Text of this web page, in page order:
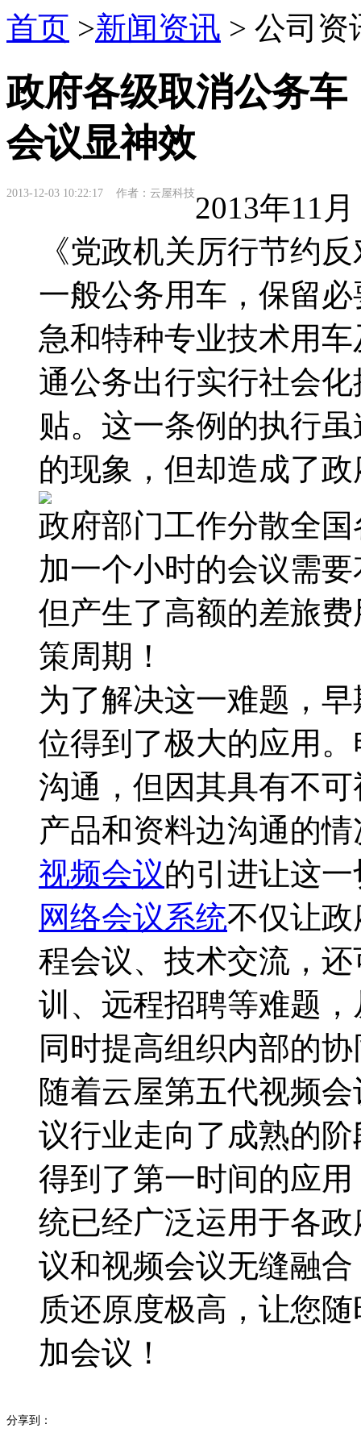
首页 >新闻资讯 > 公司资
政府各级取消公务
会议显神效
2013-12-03 10:22:17 作者：云屋科技2013年11
《党政机关厉行节约
一般公务用车，保留
急和特种专业技术用
通公务出行实行社会
贴。这一条例的执行
的现象，但却造成了
政府部门工作分散全
加一个小时的会议需
但产生了高额的差旅
策周期！
为了解决这一难题，
位得到了极大的应用
沟通，但因其具有不
产品和资料边沟通的
视频会议的引进让这
网络会议系统不仅让
程会议、技术交流，
训、远程招聘等难题
同时提高组织内部的
随着云屋第五代视频
议行业走向了成熟的
得到了第一时间的应
统已经广泛运用于各
议和视频会议无缝融
质还原度极高，让您
加会议！
分享到：